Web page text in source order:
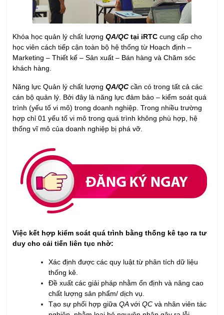
Khóa học quản lý chất lượng QA/QCtại iRTC cung cấp cho
học viên cách tiếp cận toàn bộ hệ thống từ Hoạch định –
Marketing – Thiết kế – Sản xuất – Bán hàng và Chăm sóc
khách hàng.
Năng lực Quản lý chất lượng QA/QCcần có trong tất cả các
cán bộ quản lý. Bởi đây là năng lực đảm bảo – kiểm soát quá
trình (yếu tố vi mô) trong doanh nghiệp. Trong nhiều trường
hợp chỉ 01 yếu tố vi mô trong quá trình không phù hợp, hệ
thống vĩ mô của doanh nghiệp bị phá vỡ.
Việc kết hợp kiểm soát quá trình bằng thống kê tạo ra tư
duy cho cải tiến liên tục nhờ:
Xác định được các quy luật từ phân tích dữ liệu
thống kê.
Đề xuất các giải pháp nhằm ổn định và nâng cao
chất lượng sản phẩm/ dịch vụ.
Tạo sự phối hợp giữa QAvới QC và nhân viên tác